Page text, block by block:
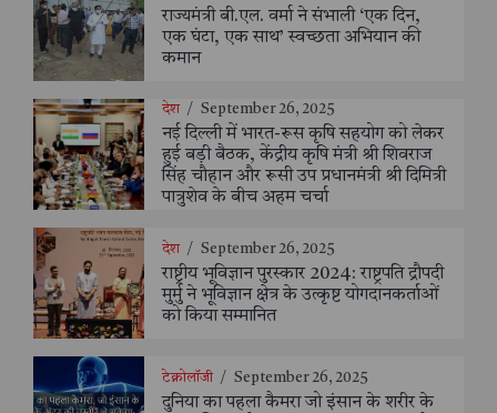
राज्यमंत्री बी.एल. वर्मा ने संभाली ‘एक दिन,
एक घंटा, एक साथ’ स्वच्छता अभियान की
कमान
देश / September 26, 2025
नई दिल्ली में भारत-रूस कृषि सहयोग को लेकर
हुई बड़ी बैठक, केंद्रीय कृषि मंत्री श्री शिवराज
सिंह चौहान और रूसी उप प्रधानमंत्री श्री दिमित्री
पात्रुशेव के बीच अहम चर्चा
देश / September 26, 2025
राष्ट्रीय भूविज्ञान पुरस्कार 2024: राष्ट्रपति द्रौपदी
मुर्मु ने भूविज्ञान क्षेत्र के उत्कृष्ट योगदानकर्ताओं
को किया सम्मानित
टेक्नोलॉजी / September 26, 2025
दुनिया का पहला कैमरा जो इंसान के शरीर के